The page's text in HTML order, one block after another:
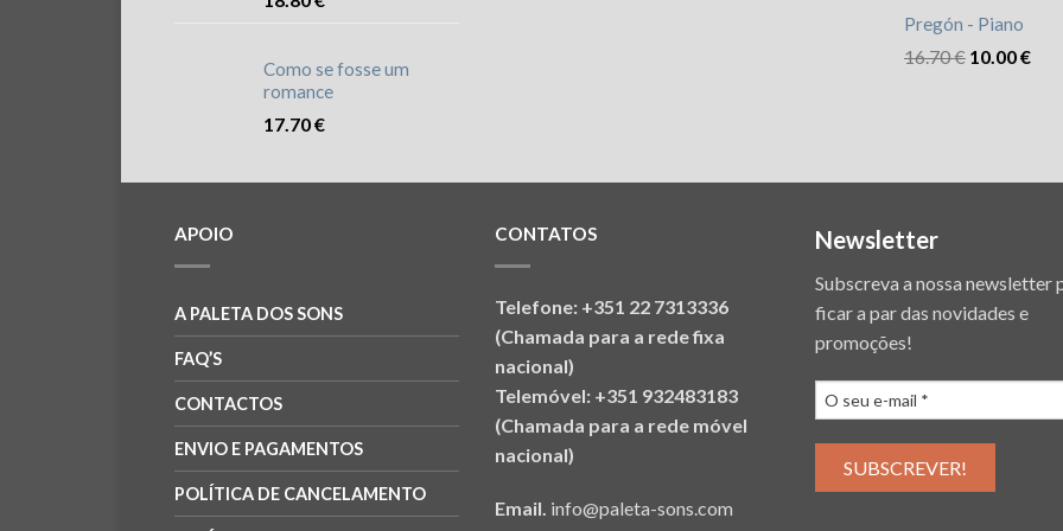
Como se fosse um
romance
17.70€
Pregón - Piano
16.70€ 10.00€
APOIO
A PALETA DOS SONS
FAQ’S
CONTACTOS
ENVIO E PAGAMENTOS
POLÍTICA DE CANCELAMENTO
CONTATOS
Telefone: +351 22 7313336
(Chamada para a rede fixa
nacional)
Telemóvel: +351 932483183
(Chamada para a rede móvel
nacional)
Email. info@paleta-sons.com
Newsletter
Subscreva a nossa newsletter
ficar a par das novidades e
promoções!